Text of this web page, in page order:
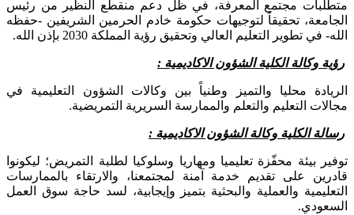
متطلبات مجتمع المعرفة، في ظل دعم منقطع النظير من رئيس
الجامعة، تحقيقاً لتوجيهات حكومة خادم الحرمين الشريفين -حفظه
الله- في تطوير التعليم العالي وتحقيق رؤية المملكة 2030 بإذن الله.
رؤية وكالة الكلية الشؤون الاكاديمية :
الريادة محليا والتميز وطنياً بين وكالات الشؤون التعليمية في
مجالات التعليم والتعلم والممارسة السريرية التمريضية.
رسالة الكلية وكالة الشؤون الاكاديمية :
توفير بيئة محفّزة تعليميا ومهاريا وسلوكيا لطلبة التمريض؛ ليكونوا
قادرين على تقديم خدمة آمنة لمجتمعنا، والارتقاء بالممارسات
التعليمية والعملية والبحثية بتميز وإيجابية، لسد حاجة سوق العمل
السعودي.